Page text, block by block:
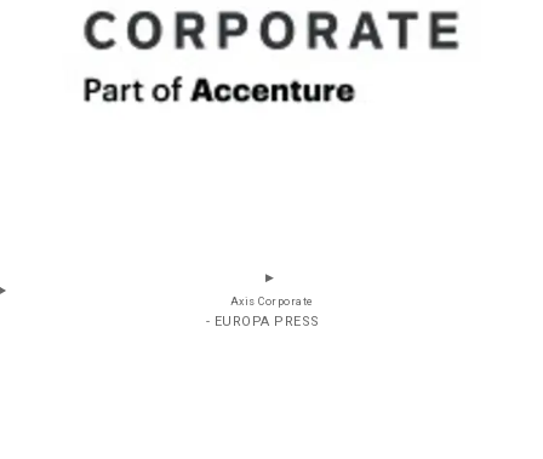
Axis Corporate
- EUROPA PRESS